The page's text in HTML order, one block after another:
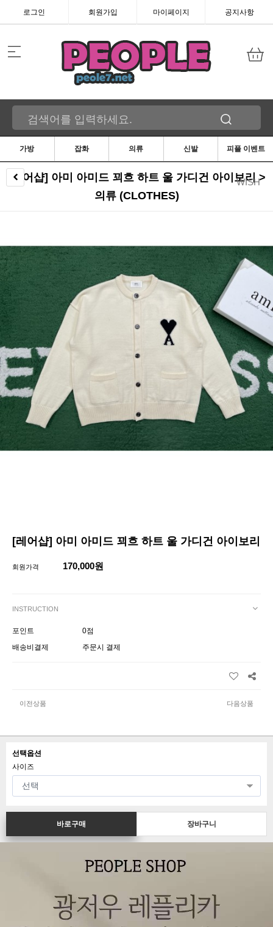
로그인 회원가입 마이페이지 공지사항
가방 잡화 의류 신발 피플 이벤트
[레어샵] 아미 아미드 꾀흐 하트 울 가디건 아이보리 >
의류 (CLOTHES)
[레어샵] 아미 아미드 꾀흐 하트 울 가디건 아이보리
회원가격 170,000원
INSTRUCTION
포인트
0점
배송비결제
주문시 결제
이전상품 다음상품
선택옵션
사이즈
WISH